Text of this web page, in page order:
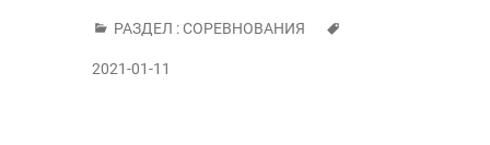
РАЗДЕЛ :СОРЕВНОВАНИЯ
2021-01-11